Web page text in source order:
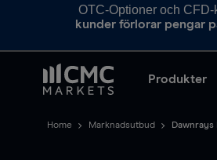
OTC-Optioner och
kunder förlorar pengar
Produkter
Home Marknadsutbud